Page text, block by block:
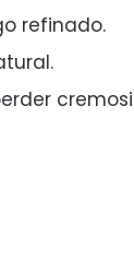
refinado.